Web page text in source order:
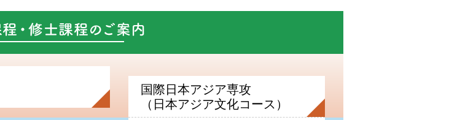
国際日本アジア専攻
（日本アジア文化コース）